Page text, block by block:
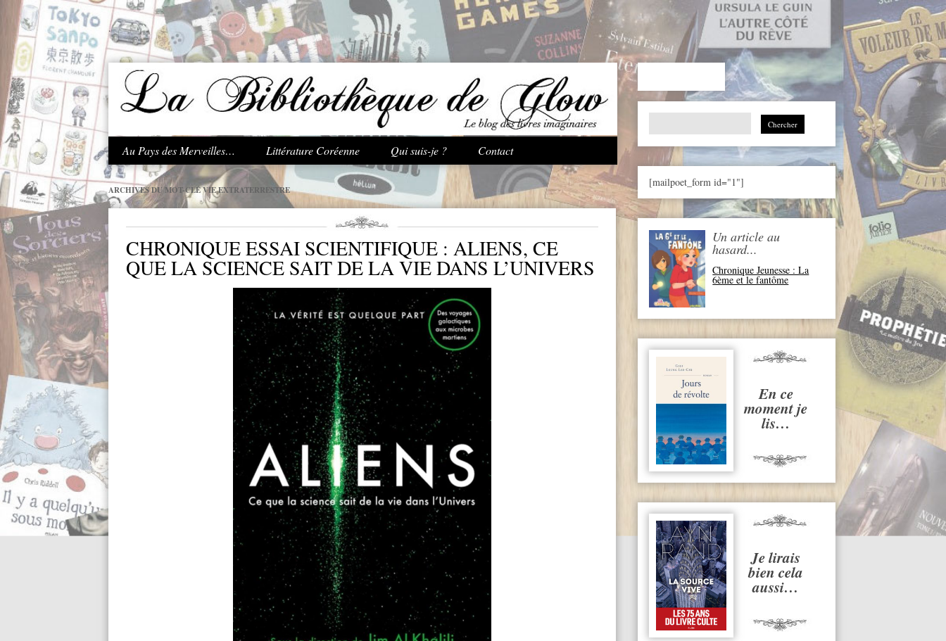
.
Aller au contenu principal
Au Pays des Merveilles… Littérature Coréenne Qui suis-je ? Contact
Search
[mailpoet_form id="1"]
Un article au
hasard...
Chronique Jeunesse : La
6ème et le fantôme
En ce
moment je
lis…
Je lirais
bien cela
aussi…
ARCHIVES DU MOT-CLÉVIE EXTRATERRESTRE
CHRONIQUE ESSAI SCIENTIFIQUE : ALIENS, CE
QUE LA SCIENCE SAIT DE LA VIE DANS L’UNIVERS